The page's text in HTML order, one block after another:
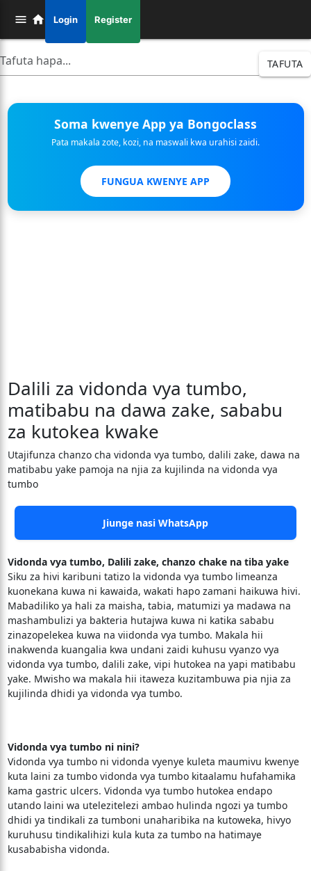
Login Register
TAFUTA
Soma kwenye App ya Bongoclass
Pata makala zote, kozi, na maswali kwa urahisi zaidi.
FUNGUA KWENYE APP
Dalili za vidonda vya tumbo,
matibabu na dawa zake, sababu
za kutokea kwake
Utajifunza chanzo cha vidonda vya tumbo, dalili zake, dawa na
matibabu yake pamoja na njia za kujilinda na vidonda vya
tumbo
Jiunge nasi WhatsApp
Vidonda vya tumbo, Dalili zake, chanzo chake na tiba yake
Siku za hivi karibuni tatizo la vidonda vya tumbo limeanza
kuonekana kuwa ni kawaida, wakati hapo zamani haikuwa hivi.
Mabadiliko ya hali za maisha, tabia, matumizi ya madawa na
mashambulizi ya bakteria hutajwa kuwa ni katika sababu
zinazopelekea kuwa na viidonda vya tumbo. Makala hii
inakwenda kuangalia kwa undani zaidi kuhusu vyanzo vya
vidonda vya tumbo, dalili zake, vipi hutokea na yapi matibabu
yake. Mwisho wa makala hii itaweza kuzitambuwa pia njia za
kujilinda dhidi ya vidonda vya tumbo.
Vidonda vya tumbo ni nini?
Vidonda vya tumbo ni vidonda vyenye kuleta maumivu kwenye
kuta laini za tumbo vidonda vya tumbo kitaalamu hufahamika
kama gastric ulcers. Vidonda vya tumbo hutokea endapo
utando laini wa utelezitelezi ambao hulinda ngozi ya tumbo
dhidi ya tindikali za tumboni unaharibika na kutoweka, hivyo
kuruhusu tindikalihizi kula kuta za tumbo na hatimaye
kusababisha vidonda.